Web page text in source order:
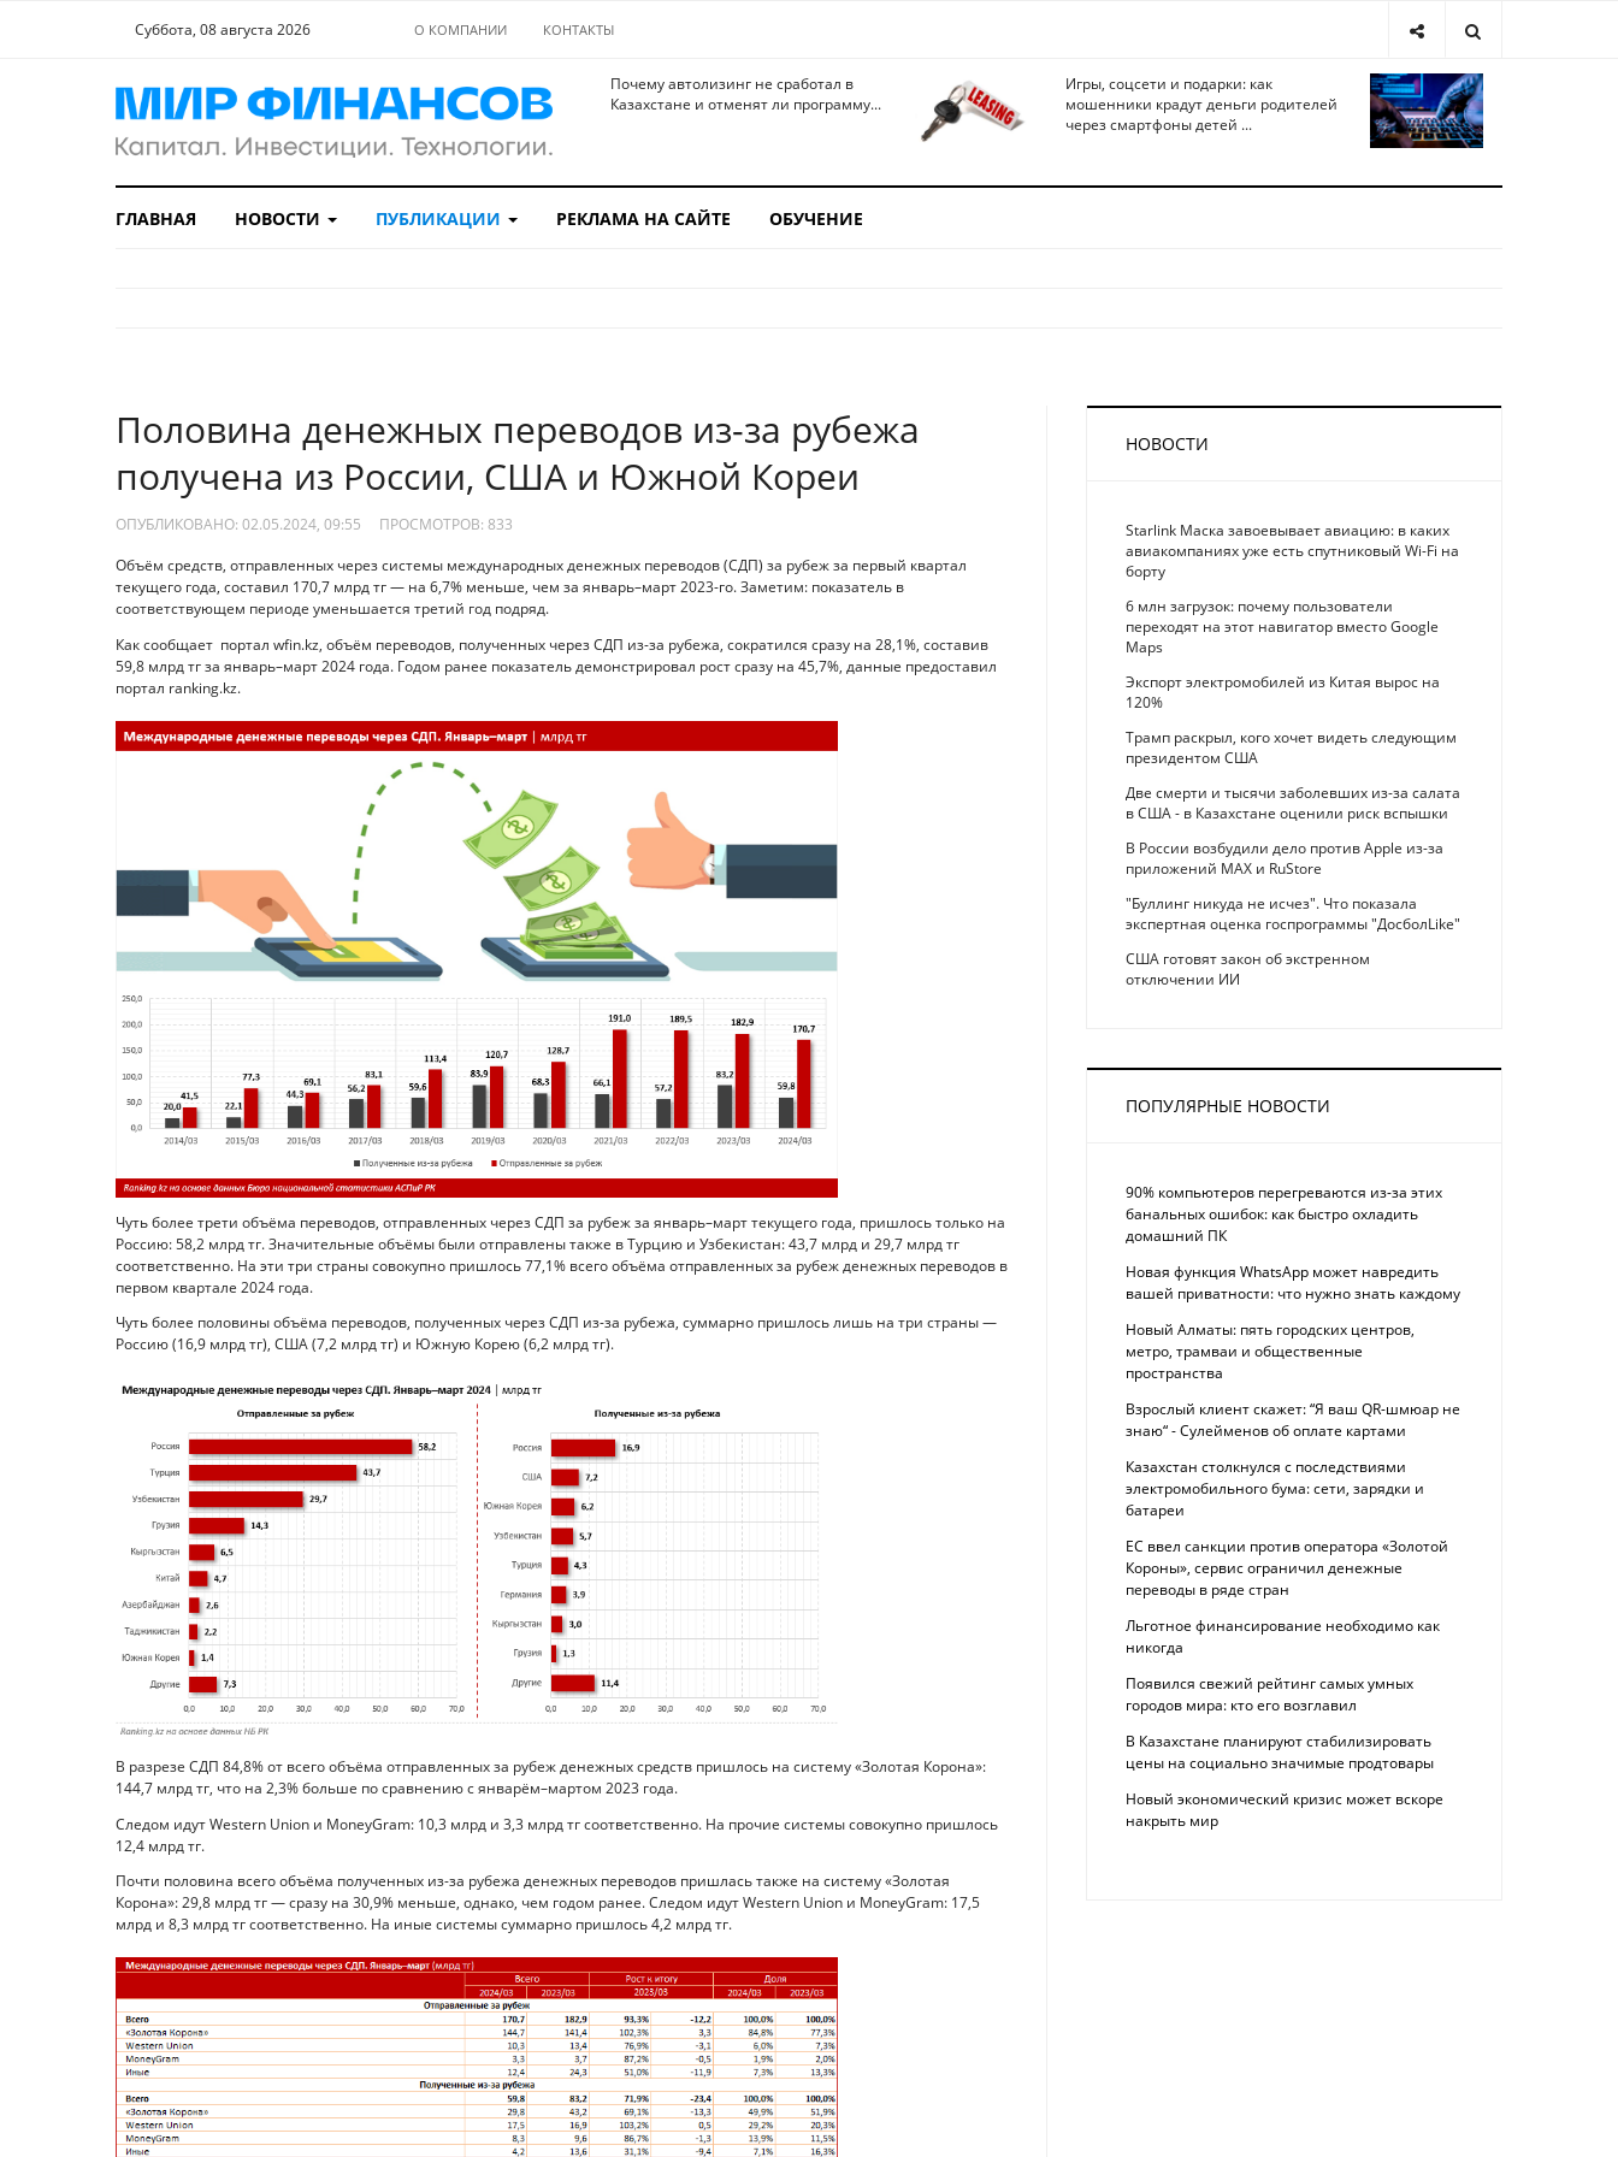
Суббота, 08 августа 2026 О КОМПАНИИ КОНТАКТЫ
Почему автолизинг не сработал в
Казахстане и отменят ли программу...
Игры, соцсети и подарки: как
мошенники крадут деньги родителей
через смартфоны детей ...
ГЛАВНАЯ НОВОСТИ ПУБЛИКАЦИИ РЕКЛАМА НА САЙТЕ ОБУЧЕНИЕ
Половина денежных переводов из-за рубежа
получена из России, США и Южной Кореи
ОПУБЛИКОВАНО: 02.05.2024, 09:55 ПРОСМОТРОВ: 833
Объём средств, отправленных через системы международных денежных переводов (СДП) за рубеж за первый квартал
текущего года, составил 170,7 млрд тг — на 6,7% меньше, чем за январь–март 2023-го. Заметим: показатель в
соответствующем периоде уменьшается третий год подряд.
Как сообщает портал wfin.kz, объём переводов, полученных через СДП из-за рубежа, сократился сразу на 28,1%, составив
59,8 млрд тг за январь–март 2024 года. Годом ранее показатель демонстрировал рост сразу на 45,7%, данные предоставил
портал ranking.kz.
Чуть более трети объёма переводов, отправленных через СДП за рубеж за январь–март текущего года, пришлось только на
Россию: 58,2 млрд тг. Значительные объёмы были отправлены также в Турцию и Узбекистан: 43,7 млрд и 29,7 млрд тг
соответственно. На эти три страны совокупно пришлось 77,1% всего объёма отправленных за рубеж денежных переводов в
первом квартале 2024 года.
Чуть более половины объёма переводов, полученных через СДП из-за рубежа, суммарно пришлось лишь на три страны —
Россию (16,9 млрд тг), США (7,2 млрд тг) и Южную Корею (6,2 млрд тг).
В разрезе СДП 84,8% от всего объёма отправленных за рубеж денежных средств пришлось на систему «Золотая Корона»:
144,7 млрд тг, что на 2,3% больше по сравнению с январём–мартом 2023 года.
Следом идут Western Union и MoneyGram: 10,3 млрд и 3,3 млрд тг соответственно. На прочие системы совокупно пришлось
12,4 млрд тг.
Почти половина всего объёма полученных из-за рубежа денежных переводов пришлась также на систему «Золотая
Корона»: 29,8 млрд тг — сразу на 30,9% меньше, однако, чем годом ранее. Следом идут Western Union и MoneyGram: 17,5
млрд и 8,3 млрд тг соответственно. На иные системы суммарно пришлось 4,2 млрд тг.
НОВОСТИ
Starlink Маска завоевывает авиацию: в каких
авиакомпаниях уже есть спутниковый Wi-Fi на
борту
6 млн загрузок: почему пользователи
переходят на этот навигатор вместо Google
Maps
Экспорт электромобилей из Китая вырос на
120%
Трамп раскрыл, кого хочет видеть следующим
президентом США
Две смерти и тысячи заболевших из-за салата
в США - в Казахстане оценили риск вспышки
В России возбудили дело против Apple из-за
приложений MAX и RuStore
"Буллинг никуда не исчез". Что показала
экспертная оценка госпрограммы "ДосболLike"
США готовят закон об экстренном
отключении ИИ
ПОПУЛЯРНЫЕ НОВОСТИ
90% компьютеров перегреваются из-за этих
банальных ошибок: как быстро охладить
домашний ПК
Новая функция WhatsApp может навредить
вашей приватности: что нужно знать каждому
Новый Алматы: пять городских центров,
метро, трамваи и общественные
пространства
Взрослый клиент скажет: “Я ваш QR-шмюар не
знаю“ - Сулейменов об оплате картами
Казахстан столкнулся с последствиями
электромобильного бума: сети, зарядки и
батареи
ЕС ввел санкции против оператора «Золотой
Короны», сервис ограничил денежные
переводы в ряде стран
Льготное финансирование необходимо как
никогда
Появился свежий рейтинг самых умных
городов мира: кто его возглавил
В Казахстане планируют стабилизировать
цены на социально значимые продтовары
Новый экономический кризис может вскоре
накрыть мир